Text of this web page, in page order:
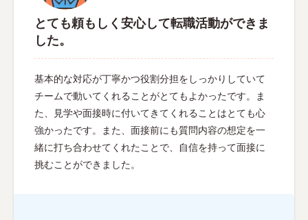
とても頼もしく安心して転職活動ができま
した。
基本的な対応が丁寧かつ役割分担をしっかりしていて
チームで動いてくれることがとてもよかったです。ま
た、見学や面接時に付いてきてくれることはとても心
強かったです。また、面接前にも質問内容の想定を一
緒に打ち合わせてくれたことで、自信を持って面接に
挑むことができました。